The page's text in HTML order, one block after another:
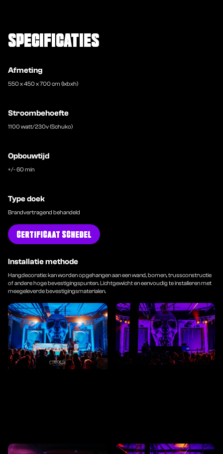
SPECIFICATIES
Afmeting
550 x 450 x 700 cm (lxbxh)
Stroombehoefte
1100 watt/230v (Schuko)
Opbouwtijd
+/- 60 min
Type doek
Brandvertragend behandeld
CERTIFICAAT SCHEDEL
Installatie methode
Hangdecoratie: kan worden opgehangen aan een wand, bomen, trussconstructie
of andere hoge bevestigingspunten. Lichtgewicht en eenvoudig te installeren met
meegeleverde bevestigingsmaterialen.